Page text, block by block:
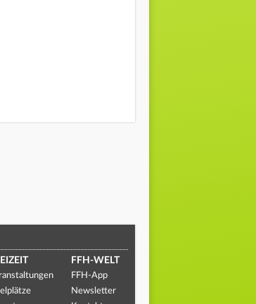
FFH-WELT
FFH-App
Newsletter